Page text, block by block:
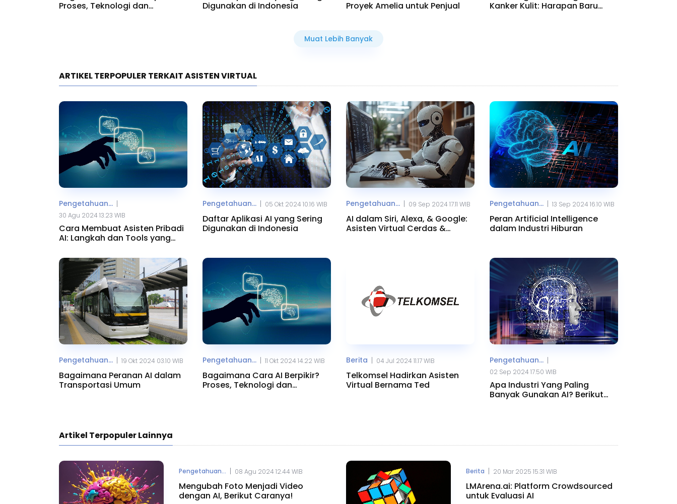
Proses, Teknologi dan
Digunakan di Indonesia
Proyek Amelia untuk Penjual
Kanker Kulit: Harapan Baru
Muat Lebih Banyak
ARTIKEL TERPOPULER TERKAIT ASISTEN VIRTUAL
Pengetahuan... |
30 Agu 2024 13.23 WIB
Cara Membuat Asisten Pribadi
AI: Langkah dan Tools yang
Pengetahuan... | 05 Okt 2024 10.16 WIB
Daftar Aplikasi AI yang Sering
Digunakan di Indonesia
Pengetahuan... | 09 Sep 2024 17.11 WIB
AI dalam Siri, Alexa, & Google:
Asisten Virtual Cerdas &
Pengetahuan... | 13 Sep 2024 16.10 WIB
Peran Artificial Intelligence
dalam Industri Hiburan
Pengetahuan... | 19 Okt 2024 03.10 WIB
Bagaimana Peranan AI dalam
Transportasi Umum
Pengetahuan... | 11 Okt 2024 14.22 WIB
Bagaimana Cara AI Berpikir?
Proses, Teknologi dan
Berita | 04 Jul 2024 11.17 WIB
Telkomsel Hadirkan Asisten
Virtual Bernama Ted
Pengetahuan... |
02 Sep 2024 17.50 WIB
Apa Industri Yang Paling
Banyak Gunakan AI? Berikut
Artikel Terpopuler Lainnya
Pengetahuan... 08 Agu 2024 12.44 WIB
Mengubah Foto Menjadi Video
dengan AI, Berikut Caranya!
Berita 20 Mar 2025 15.31 WIB
LMArena.ai: Platform Crowdsourced
untuk Evaluasi AI